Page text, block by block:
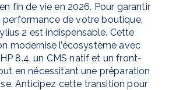
fin de vie en 2026. Pour garantir
performance de votre boutique,
2 est indispensable. Cette
modernise l’écosystème avec
8.4, un CMS natif et un front-
en nécessitant une préparation
Anticipez cette transition pour